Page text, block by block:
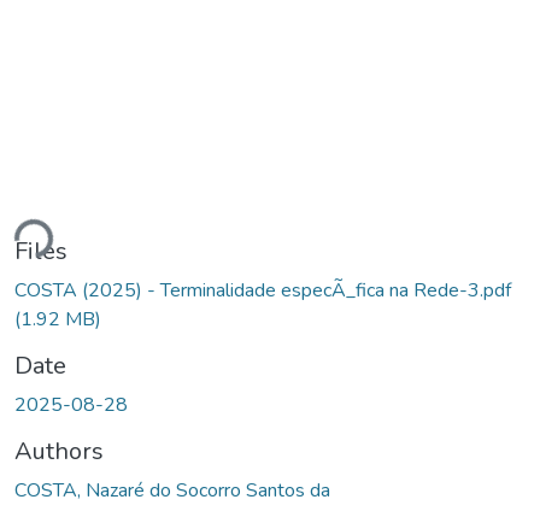
Files
COSTA (2025) - Terminalidade especÃ_fica na Rede-3.pdf
(1.92 MB)
Date
2025-08-28
Authors
COSTA, Nazaré do Socorro Santos da